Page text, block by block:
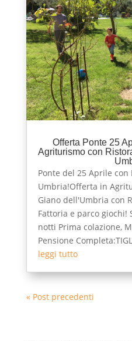
Offerta Ponte 25
Agriturismo con
Ponte del 25 Aprile
Umbria!Offerta in
Giano dell'Umbria con
Fattoria e parco giochi!
notti Prima colazione,
Pensione
leggi tutto
« Post precedenti